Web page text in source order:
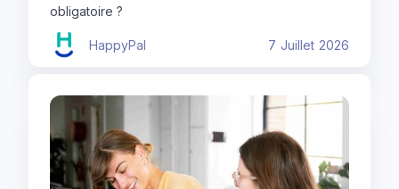
obligatoire ?
HappyPal 7 Juillet 2026